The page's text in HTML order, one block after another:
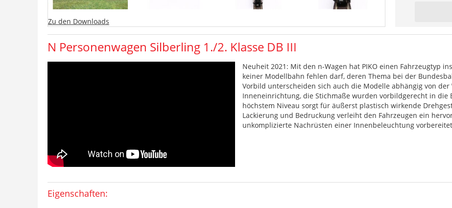
Zu den Downloads
N Personenwagen Silberling 1./2. Klasse DB III
Neuheit 2021: Mit den n-Wagen hat PIKO einen Fahrzeugtyp
keiner Modellbahn fehlen darf, deren Thema bei der
Vorbild unterscheiden sich auch die Modelle abhängig von
Inneneinrichtung, die Stichmaße wurden vorbildgerecht in die
höchstem Niveau sorgt für äußerst plastisch wirkende
Lackierung und Bedruckung verleiht den Fahrzeugen ein
unkomplizierte Nachrüsten einer Innenbeleuchtung
Eigenschaften: